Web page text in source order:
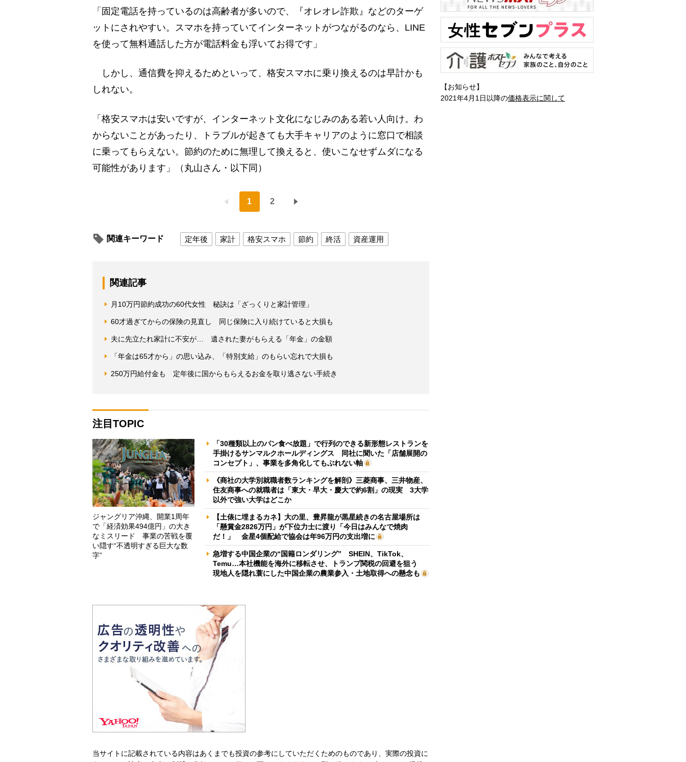
「固定電話を持っているのは高齢者が多いので、『オレオレ詐欺』などのターゲ
ットにされやすい。スマホを持っていてインターネットがつながるのなら、LINE
を使って無料通話した方が電話料金も浮いてお得です」
しかし、通信費を抑えるためといって、格安スマホに乗り換えるのは早計かも
しれない。
「格安スマホは安いですが、インターネット文化になじみのある若い人向け。わ
からないことがあったり、トラブルが起きても大手キャリアのように窓口で相談
に乗ってもらえない。節約のために無理して換えると、使いこなせずムダになる
可能性があります」（丸山さん・以下同）
1 2
関連キーワード 定年後 家計 格安スマホ 節約 終活 資産運用
関連記事
月10万円節約成功の60代女性 秘訣は「ざっくりと家計管理」
60才過ぎてからの保険の見直し 同じ保険に入り続けていると大損も
夫に先立たれ家計に不安が… 遺された妻がもらえる「年金」の金額
「年金は65才から」の思い込み、「特別支給」のもらい忘れで大損も
250万円給付金も 定年後に国からもらえるお金を取り逃さない手続き
注目TOPIC
ジャングリア沖縄、開業1周年
で「経済効果494億円」の大き
なミスリード 事業の苦戦を覆
い隠す“不透明すぎる巨大な数
字”
「30種類以上のパン食べ放題」で行列のできる新形態レストランを
手掛けるサンマルクホールディングス 同社に聞いた「店舗展開の
コンセプト」、事業を多角化してもぶれない軸
《商社の大学別就職者数ランキングを解剖》三菱商事、三井物産、
住友商事への就職者は「東大・早大・慶大で約6割」の現実 3大学
以外で強い大学はどこか
【土俵に埋まるカネ】大の里、豊昇龍が黒星続きの名古屋場所は
「懸賞金2826万円」が下位力士に渡り「今日はみんなで焼肉
だ！」 金星4個配給で協会は年96万円の支出増に
急増する中国企業の“国籍ロンダリング” SHEIN、TikTok、
Temu…本社機能を海外に移転させ、トランプ関税の回避を狙う
現地人を隠れ蓑にした中国企業の農業参入・土地取得への懸念も
当サイトに記載されている内容はあくまでも投資の参考にしていただくためのものであり、実際の投資に
【お知らせ】
2021年4月1日以降の価格表示に関して